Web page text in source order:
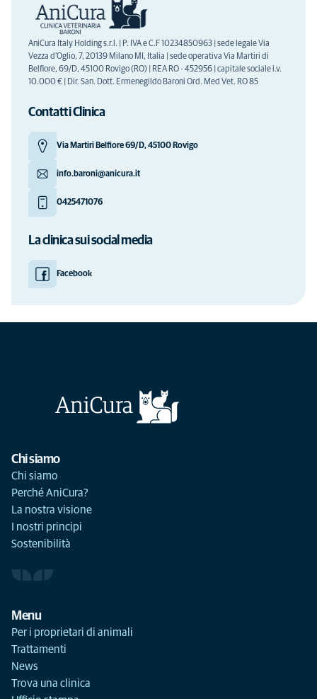
AniCura Italy Holding s.r.l. | P. IVA e C.F 10234850963 | sede legale Via
Vezza d'Oglio, 7, 20139 Milano MI, Italia | sede operativa Via Martiri di
Belfiore, 69/D, 45100 Rovigo (RO) | REA RO - 452956 | capitale sociale i.v.
10.000 € | Dir. San. Dott. Ermenegildo Baroni Ord. Med Vet. RO 85
Contatti Clinica
Via Martiri Belfiore 69/D, 45100 Rovigo
info.baroni@anicura.it
0425471076
La clinica sui social media
Facebook
Chi siamo
Chi siamo
Perché AniCura?
La nostra visione
I nostri principi
Sostenibilità
Menu
Per i proprietari di animali
Trattamenti
News
Trova una clinica